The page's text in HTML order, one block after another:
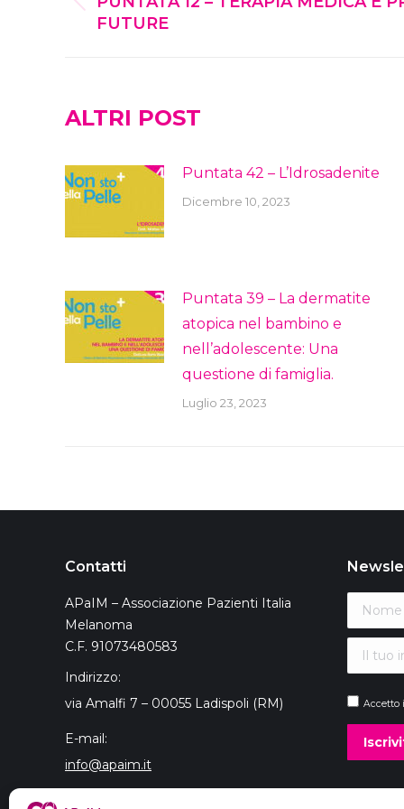
Previous
FUTURE
ALTRI POST
Puntata 42 – L’Idrosadenite
Dicembre 10, 2023
Puntata 39 – La dermatite
atopica nel bambino e
nell’adolescente: Una
questione di famiglia.
Luglio 23, 2023
Contatti
APaIM – Associazione Pazienti Italia
Melanoma
C.F. 91073480583
Indirizzo:
via Amalfi 7 – 00055 Ladispoli (RM)
E-mail:
info@apaim.it
Accetto il